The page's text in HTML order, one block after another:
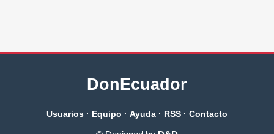
DonEcuador
Usuarios · Equipo · Ayuda · RSS · Contacto